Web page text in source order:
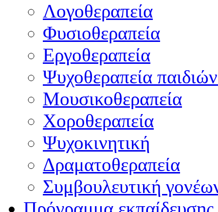
Λογοθεραπεία
Φυσιοθεραπεία
Εργοθεραπεία
Ψυχοθεραπεία
Μουσικοθεραπεία
Χοροθεραπεία
Ψυχοκινητική
Δραματοθεραπεία
Συμβουλευτική